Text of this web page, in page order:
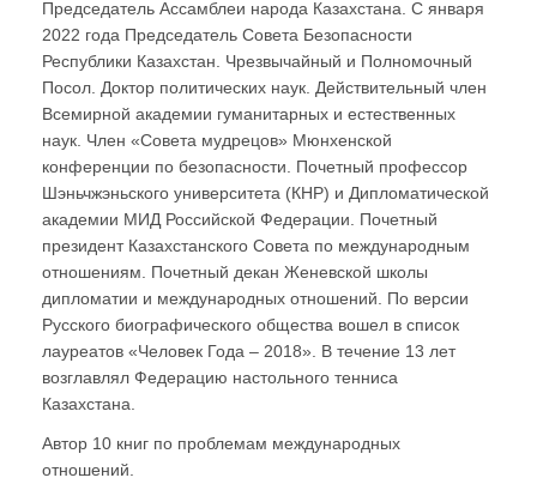
Председатель Ассамблеи народа Казахстана. С января
2022 года Председатель Совета Безопасности
Республики Казахстан. Чрезвычайный и Полномочный
Посол. Доктор политических наук. Действительный член
Всемирной академии гуманитарных и естественных
наук. Член «Совета мудрецов» Мюнхенской
конференции по безопасности. Почетный профессор
Шэньчжэньского университета (КНР) и Дипломатической
академии МИД Российской Федерации. Почетный
президент Казахстанского Совета по международным
отношениям. Почетный декан Женевской школы
дипломатии и международных отношений. По версии
Русского биографического общества вошел в список
лауреатов «Человек Года – 2018». В течение 13 лет
возглавлял Федерацию настольного тенниса
Казахстана.
Автор 10 книг по проблемам международных
отношений.